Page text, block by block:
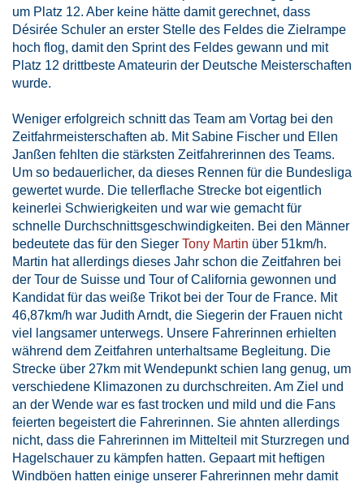
um Platz 12. Aber keine hätte damit gerechnet, dass
Désirée Schuler an erster Stelle des Feldes die Zielrampe
hoch flog, damit den Sprint des Feldes gewann und mit
Platz 12 drittbeste Amateurin der Deutsche Meisterschaften
wurde.
Weniger erfolgreich schnitt das Team am Vortag bei den
Zeitfahrmeisterschaften ab. Mit Sabine Fischer und Ellen
Janßen fehlten die stärksten Zeitfahrerinnen des Teams.
Um so bedauerlicher, da dieses Rennen für die Bundesliga
gewertet wurde. Die tellerflache Strecke bot eigentlich
keinerlei Schwierigkeiten und war wie gemacht für
schnelle Durchschnittsgeschwindigkeiten. Bei den Männer
bedeutete das für den Sieger Tony Martin über 51km/h.
Martin hat allerdings dieses Jahr schon die Zeitfahren bei
der Tour de Suisse und Tour of California gewonnen und
Kandidat für das weiße Trikot bei der Tour de France. Mit
46,87km/h war Judith Arndt, die Siegerin der Frauen nicht
viel langsamer unterwegs. Unsere Fahrerinnen erhielten
während dem Zeitfahren unterhaltsame Begleitung. Die
Strecke über 27km mit Wendepunkt schien lang genug, um
verschiedene Klimazonen zu durchschreiten. Am Ziel und
an der Wende war es fast trocken und mild und die Fans
feierten begeistert die Fahrerinnen. Sie ahnten allerdings
nicht, dass die Fahrerinnen im Mittelteil mit Sturzregen und
Hagelschauer zu kämpfen hatten. Gepaart mit heftigen
Windböen hatten einige unserer Fahrerinnen mehr damit